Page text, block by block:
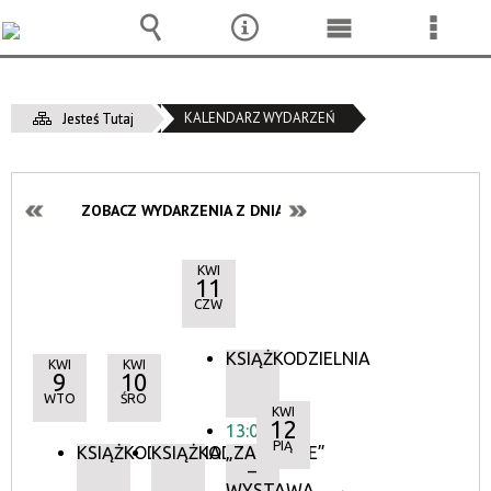
Jesteś Tutaj KALENDARZ WYDARZEŃ
ZOBACZ WYDARZENIA Z DNIA:
KWI
9
WTO
KSIĄŻKODZIELNIA
KWI
10
ŚRO
KSIĄŻKODZIELNIA
KWI
11
CZW
KSIĄŻKODZIELNIA
13:00
„ZAŚNIĘCIE”
–
KWI
12
PIĄ
Wyszukiwarka
NarzędziaMenu
Menu